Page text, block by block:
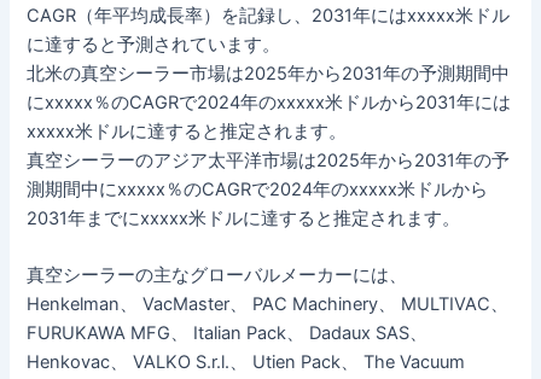
CAGR（年平均成長率）を記録し、2031年にはxxxxx米ドル
に達すると予測されています。
北米の真空シーラー市場は2025年から2031年の予測期間中
にxxxxx％のCAGRで2024年のxxxxx米ドルから2031年には
xxxxx米ドルに達すると推定されます。
真空シーラーのアジア太平洋市場は2025年から2031年の予
測期間中にxxxxx％のCAGRで2024年のxxxxx米ドルから
2031年までにxxxxx米ドルに達すると推定されます。
真空シーラーの主なグローバルメーカーには、
Henkelman、 VacMaster、 PAC Machinery、 MULTIVAC、
FURUKAWA MFG、 Italian Pack、 Dadaux SAS、
Henkovac、 VALKO S.r.l.、 Utien Pack、 The Vacuum